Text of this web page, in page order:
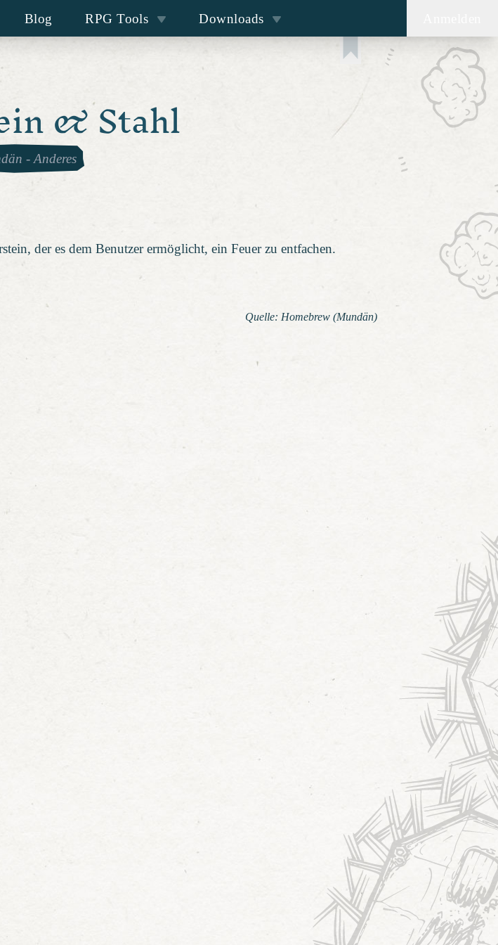
Blog RPG Tools Downloads
& Stahl
- Anderes
der es dem Benutzer ermöglicht, ein Feuer zu entfachen.
Quelle: Homebrew (Mundän)